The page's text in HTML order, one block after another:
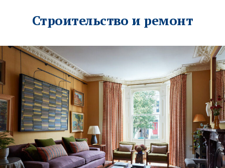
Строительство и ремонт